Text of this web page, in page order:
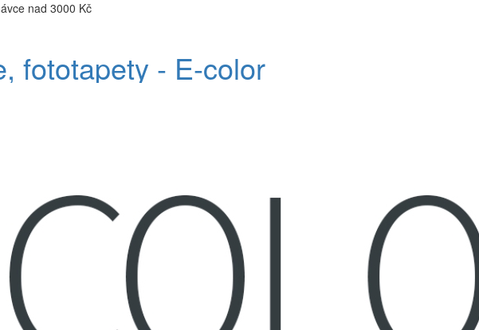
nad 3000 Kč
fototapety - E-color